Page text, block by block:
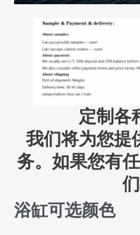
定制各
我们将为您提
务。如果您有
浴缸可选颜色